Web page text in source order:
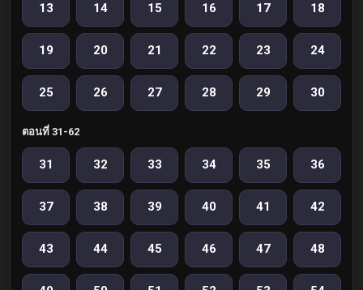
13 14 15 16 17 18
19 20 21 22 23 24
25 26 27 28 29 30
ตอนที่ 31-62
31 32 33 34 35 36
37 38 39 40 41 42
43 44 45 46 47 48